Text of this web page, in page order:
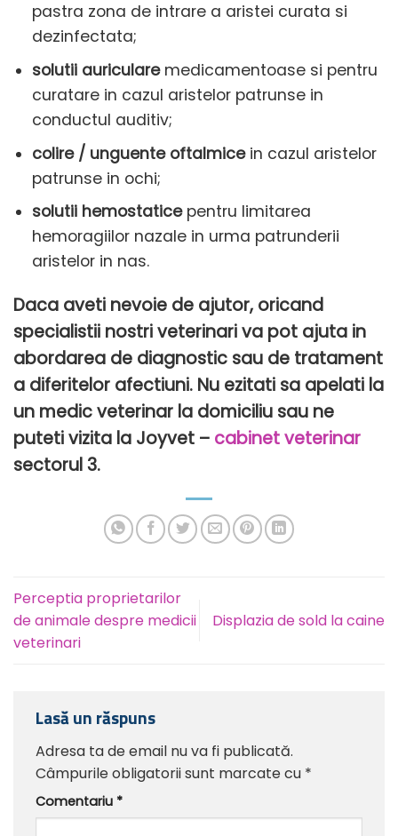
pastra zona de intrare a aristei curata si
dezinfectata;
solutii auricularemedicamentoase si pentru
curatare in cazul aristelor patrunse in
conductul auditiv;
colire / unguente oftalmicein cazul aristelor
patrunse in ochi;
solutii hemostaticepentru limitarea
hemoragiilor nazale in urma patrunderii
aristelor in nas.
Daca aveti nevoie de ajutor, oricand
specialistii nostri veterinari va pot ajuta in
abordarea de diagnostic sau de tratament
a diferitelor afectiuni. Nu ezitati sa apelati la
un medic veterinar la domiciliu sau ne
puteti vizita la Joyvet – cabinet veterinar
sectorul 3.
Perceptia proprietarilor
de animale despre medicii
veterinari
Displazia de sold la caine
Lasă un răspuns
Adresa ta de email nu va fi publicată.
Câmpurile obligatorii sunt marcate cu *
Comentariu *